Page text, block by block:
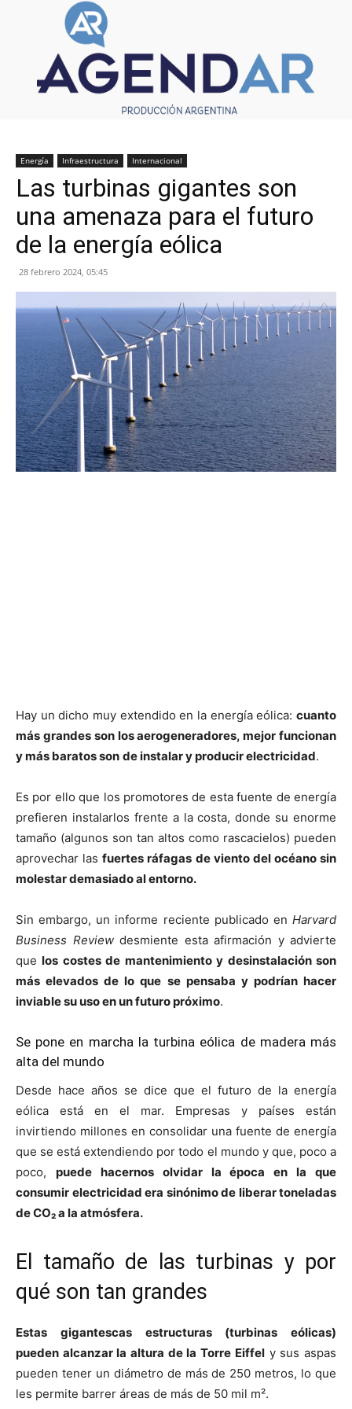
Energía Infraestructura Internacional
Las turbinas gigantes son
una amenaza para el futuro
de la energía eólica
28 febrero 2024, 05:45
Hay un dicho muy extendido en la energía eólica: cuanto
más grandes son los aerogeneradores, mejor funcionan
y más baratos son de instalar y producir electricidad.
Es por ello que los promotores de esta fuente de energía
prefieren instalarlos frente a la costa, donde su enorme
tamaño (algunos son tan altos como rascacielos) pueden
aprovechar lasfuertes ráfagas de viento del océano sin
molestar demasiado al entorno.
Sin embargo, un informe reciente publicado en Harvard
Business Reviewdesmiente esta afirmación y advierte
quelos costes de mantenimiento y desinstalación son
más elevados de lo que se pensaba y podrían hacer
inviable su uso en un futuro próximo.
Se pone en marcha la turbina eólica de madera más
alta del mundo
Desde hace años se dice que el futuro de la energía
eólica está en el mar. Empresas y países están
invirtiendo millones en consolidar una fuente de energía
que se está extendiendo por todo el mundo y que, poco a
poco, puede hacernos olvidar la época en la que
consumir electricidad era sinónimo de liberar toneladas
de CO₂ a la atmósfera.
El tamaño de las turbinas y por
qué son tan grandes
Estas gigantescas estructuras (turbinas eólicas)
pueden alcanzar la altura de la Torre Eiffely sus aspas
pueden tener un diámetro de más de 250 metros, lo que
les permite barrer áreas de más de 50 mil m².